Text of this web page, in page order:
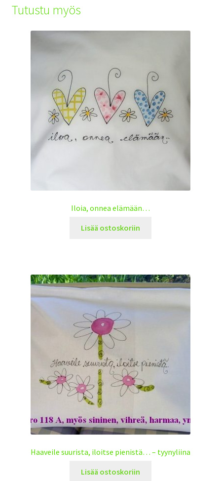
Tutustu myös
Iloia, onnea elämään…
Lisää ostoskoriin
Haaveile suurista, iloitse pienistä… – tyynyliina
Lisää ostoskoriin